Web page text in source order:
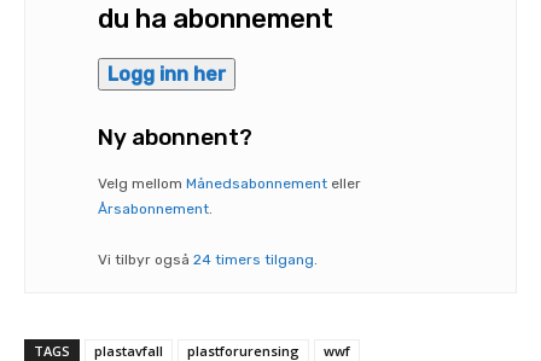
du ha abonnement
Logg inn her
Ny abonnent?
Velg mellom Månedsabonnement eller
Årsabonnement.
Vi tilbyr også 24 timers tilgang.
TAGS plastavfall plastforurensing wwf